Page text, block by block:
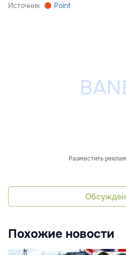
Источник Point
Разместить
Похожие новости